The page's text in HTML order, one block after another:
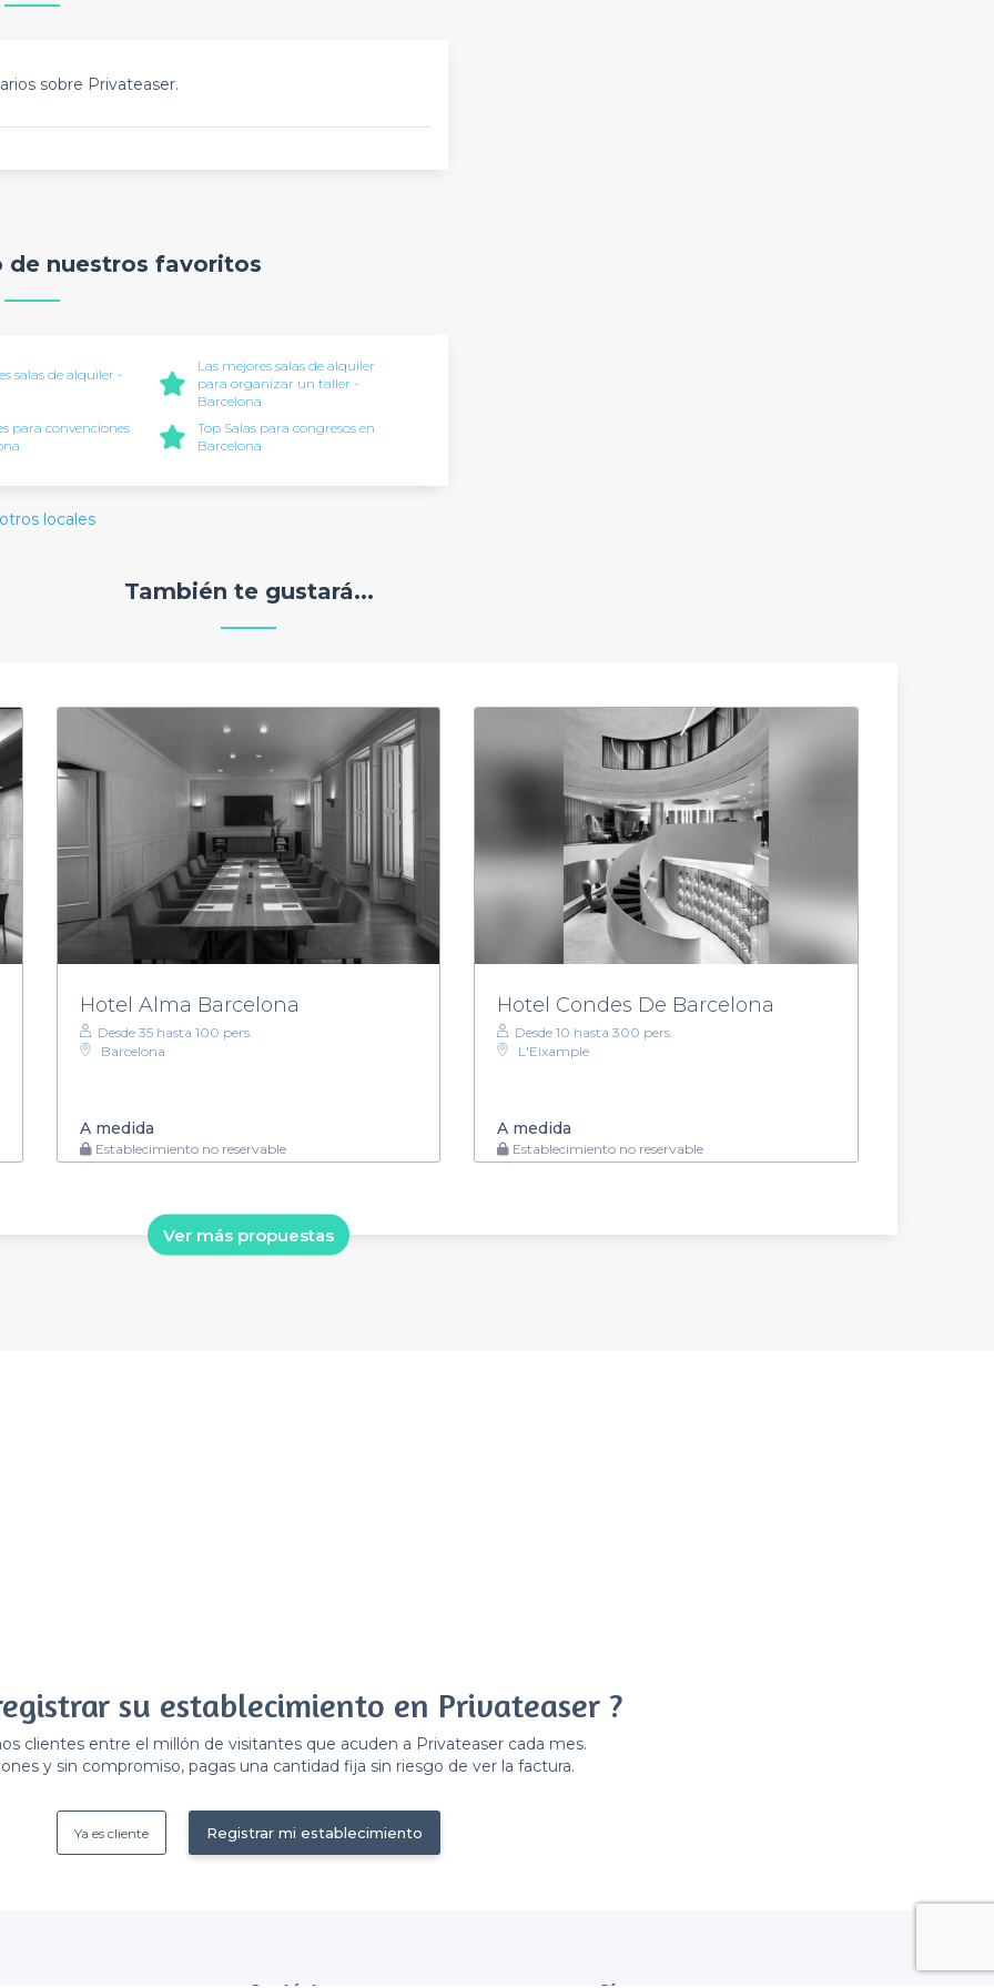
sobre Privateaser.
de nuestros favoritos
salas de alquiler -
Las mejores salas de alquiler
para organizar un taller -
Barcelona
para convenciones
Top Salas para congresos en
Barcelona
locales
También te gustará...
Hotel Alma Barcelona
Desde 35 hasta 100 pers.
Barcelona
A medida
Establecimiento no reservable
Hotel Condes De Barcelona
Desde 10 hasta 300 pers.
L'Eixample
A medida
Establecimiento no reservable
Ver más propuestas
su establecimiento en Privateaser ?
clientes entre el millón de visitantes que acuden a Privateaser cada mes.
y sin compromiso, pagas una cantidad fija sin riesgo de ver la factura.
Registrar mi establecimiento
Ya es cliente